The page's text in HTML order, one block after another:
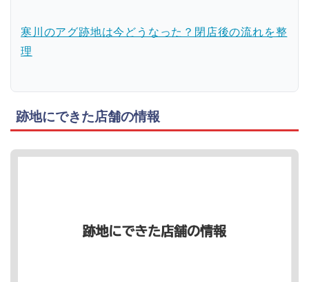
寒川のアグ跡地は今どうなった？閉店後の流れを整
理
跡地にできた店舗の情報